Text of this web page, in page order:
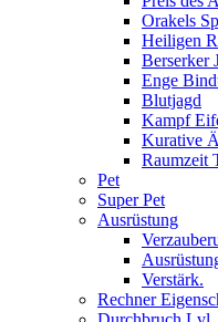
Orakels
Heiligen
Berserker
Enge
Blutjagd
Kampf
Kurative
Raumzeit
Pet
Super Pet
Ausrüstung
Verstärk.
Rechner